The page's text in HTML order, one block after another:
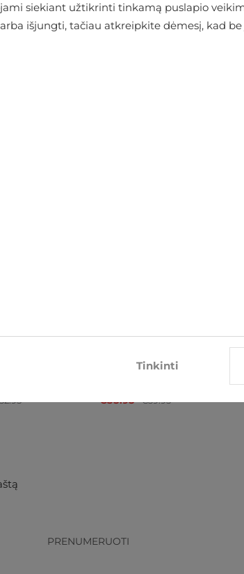
€35.95 €39.95
PRENUMERUOTI
siekiant užtikrinti tinkamą puslapio
išjungti, tačiau atkreipkite dėmesį, kad
Tinkinti